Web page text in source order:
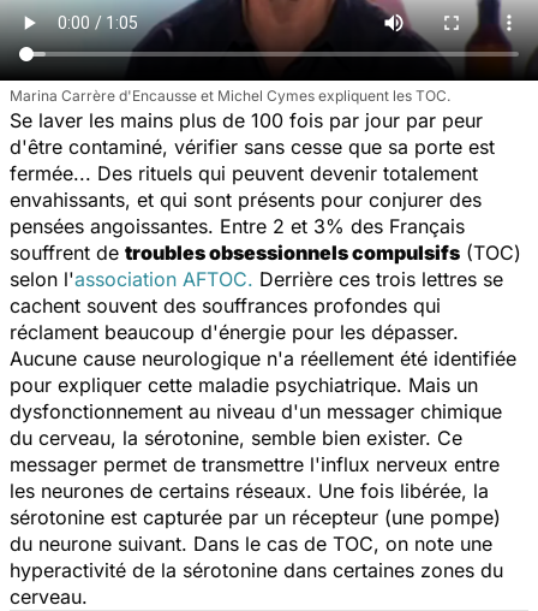
Marina Carrère d'Encausse et Michel Cymes expliquent les TOC.
Se laver les mains plus de 100 fois par jour par peur
d'être contaminé, vérifier sans cesse que sa porte est
fermée... Des rituels qui peuvent devenir totalement
envahissants, et qui sont présents pour conjurer des
pensées angoissantes. Entre 2 et 3% des Français
souffrent de troubles obsessionnels compulsifs (TOC)
selon l'association AFTOC. Derrière ces trois lettres se
cachent souvent des souffrances profondes qui
réclament beaucoup d'énergie pour les dépasser.
Aucune cause neurologique n'a réellement été identifiée
pour expliquer cette maladie psychiatrique. Mais un
dysfonctionnement au niveau d'un messager chimique
du cerveau, la sérotonine, semble bien exister. Ce
messager permet de transmettre l'influx nerveux entre
les neurones de certains réseaux. Une fois libérée, la
sérotonine est capturée par un récepteur (une pompe)
du neurone suivant. Dans le cas de TOC, on note une
hyperactivité de la sérotonine dans certaines zones du
cerveau.